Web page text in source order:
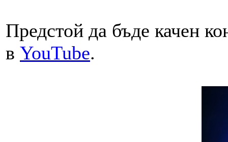
Предстой да бъде качен
в YouTube.